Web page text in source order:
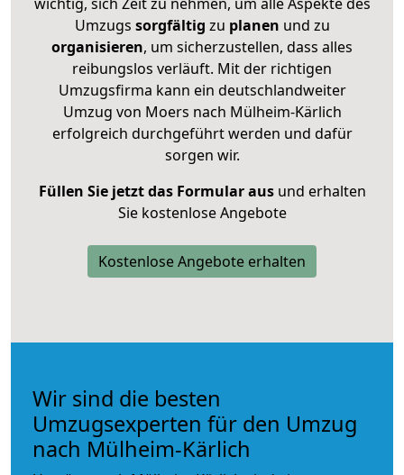
Umzugs sorgfältig zu planen und zu
organisieren, um sicherzustellen, dass alles
reibungslos verläuft. Mit der richtigen
Umzugsfirma kann ein deutschlandweiter
Umzug von Moers nach Mülheim-Kärlich
erfolgreich durchgeführt werden und dafür
sorgen wir.
Füllen Sie jetzt das Formular ausund erhalten
Sie kostenlose Angebote
Kostenlose Angebote erhalten
Wir sind die besten
Umzugsexperten für den Umzug
nach Mülheim-Kärlich